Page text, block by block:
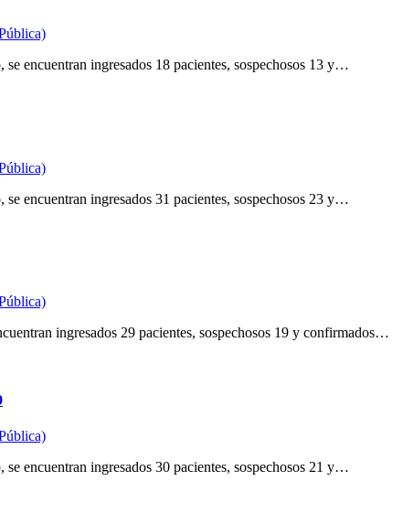
encuentran ingresados 18 pacientes, sospechosos 13 y…
encuentran ingresados 31 pacientes, sospechosos 23 y…
ingresados 29 pacientes, sospechosos 19 y confirmados…
encuentran ingresados 30 pacientes, sospechosos 21 y…